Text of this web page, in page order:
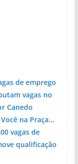
de emprego
vagas no
Canedo
na Praça…
vagas de
qualificação